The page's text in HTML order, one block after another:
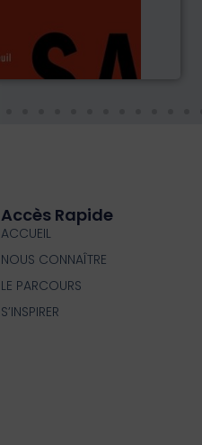
Accès Rapide
ACCUEIL
NOUS CONNAÎTRE
LE PARCOURS
S’INSPIRER